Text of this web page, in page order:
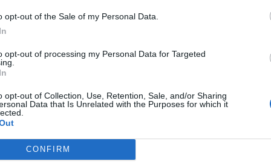
opt-out of the Sale of my Personal Data.
opt-out of processing my Personal Data for Targeted
opt-out of Collection, Use, Retention, Sale, and/or Sharing
Data that Is Unrelated with the Purposes for which it
CONFIRM
menstruacije, ublažava glavobolju i pomaže u
od nara 4 puta dnevno smanjuje šećer u krvi.
0,5 čaše razblaženog soka od nara 3 puta dnevno 30